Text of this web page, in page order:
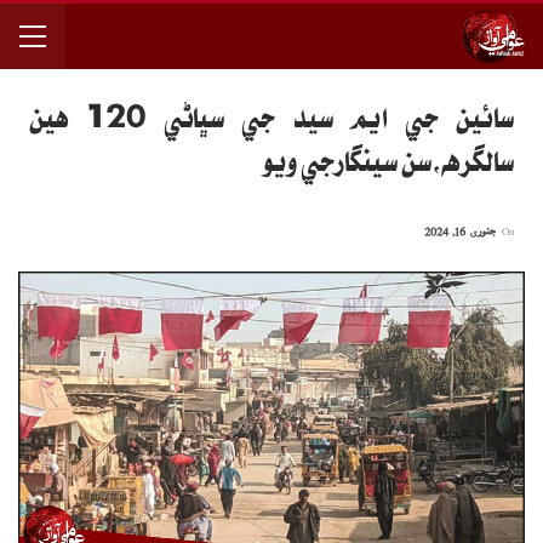
سائين جي ايم سيد جي سڀاڻي 120 هين
سالگرهه،سن سينگارجي ويو